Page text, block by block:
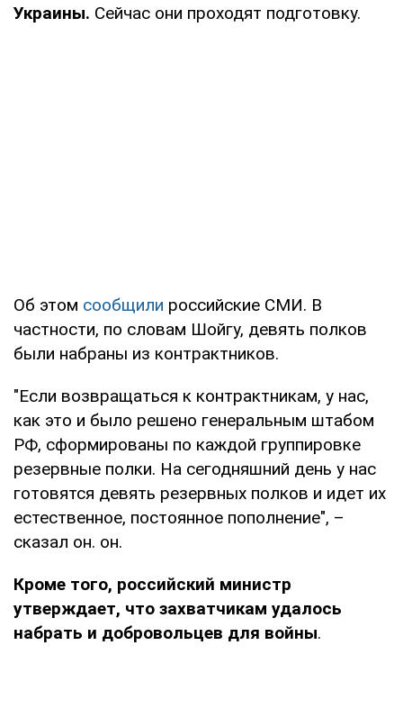
Украины. Сейчас они проходят подготовку.
Об этом сообщили российские СМИ. В
частности, по словам Шойгу, девять полков
были набраны из контрактников.
"Если возвращаться к контрактникам, у нас,
как это и было решено генеральным штабом
РФ, сформированы по каждой группировке
резервные полки. На сегодняшний день у нас
готовятся девять резервных полков и идет их
естественное, постоянное пополнение", –
сказал он. он.
Кроме того, российский министр
утверждает, что захватчикам удалось
набрать и добровольцев для войны.